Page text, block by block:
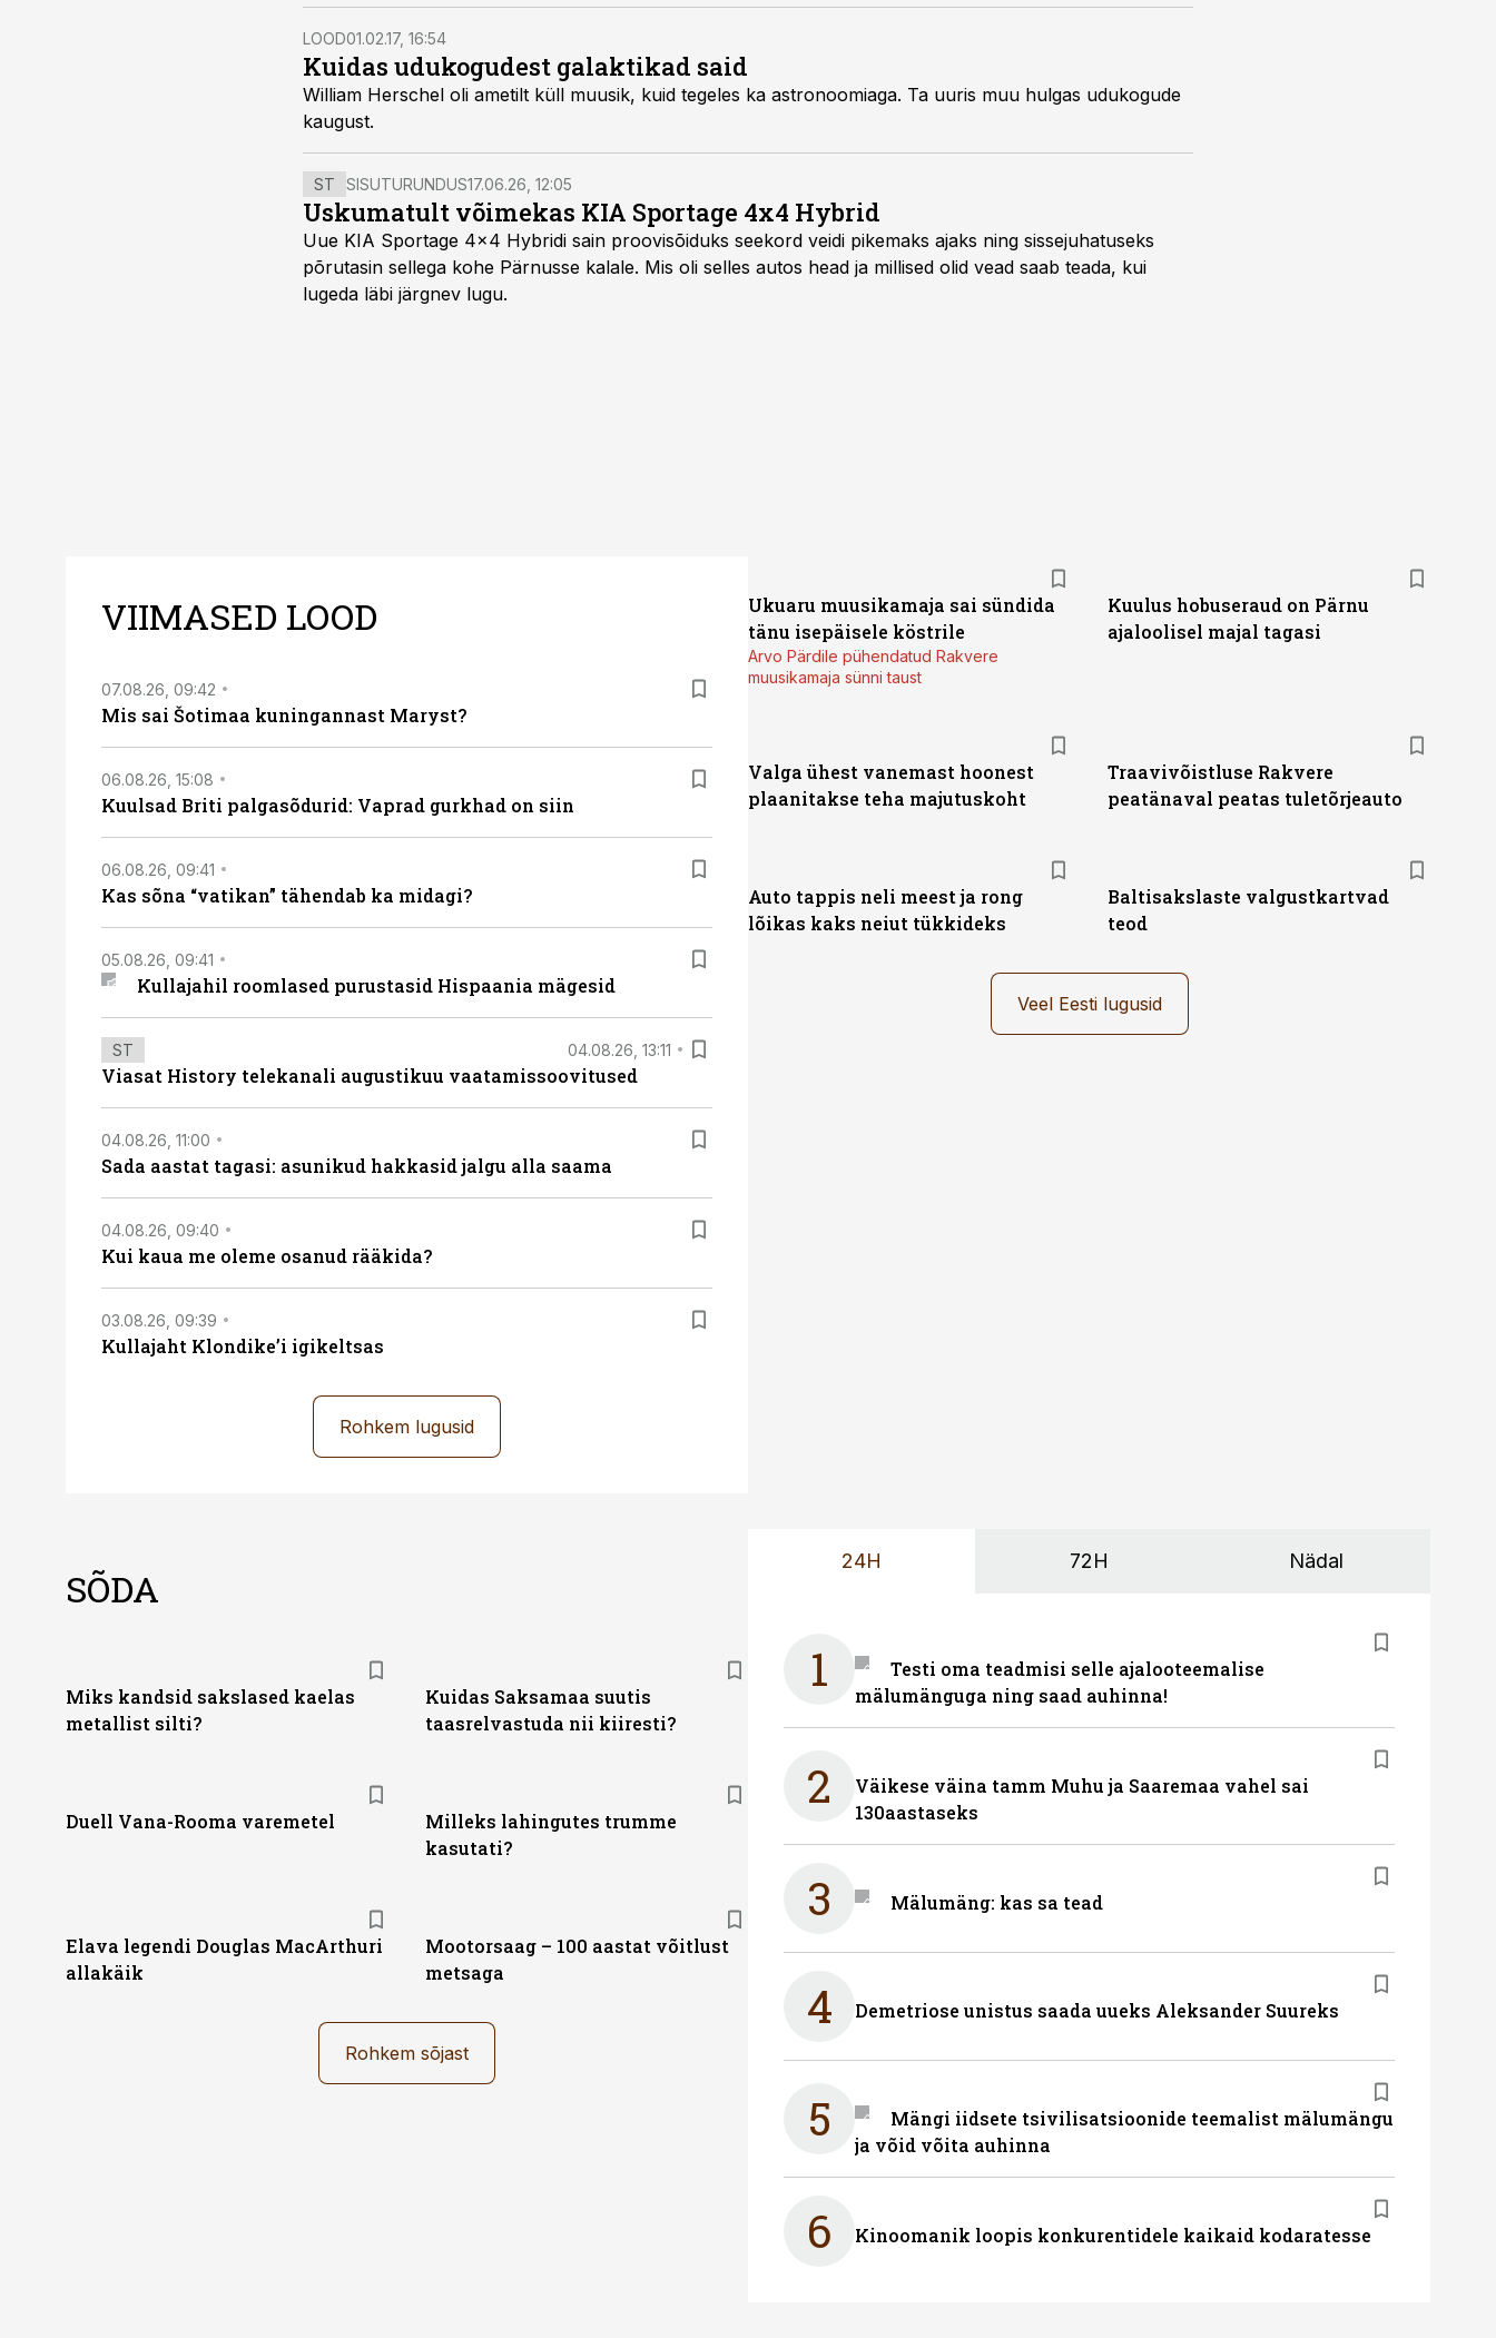
LOOD01.02.17, 16:54
Kuidas udukogudest galaktikad said
William Herschel oli ametilt küll muusik, kuid tegeles ka astronoomiaga. Ta uuris muu hulgas udukogude
kaugust.
ST SISUTURUNDUS17.06.26, 12:05
Uskumatult võimekas KIA Sportage 4x4 Hybrid
Uue KIA Sportage 4x4 Hybridi sain proovisõiduks seekord veidi pikemaks ajaks ning sissejuhatuseks
põrutasin sellega kohe Pärnusse kalale. Mis oli selles autos head ja millised olid vead saab teada, kui
lugeda läbi järgnev lugu.
VIIMASED LOOD
07.08.26, 09:42
Mis sai Šotimaa kuningannast Maryst?
06.08.26, 15:08
Kuulsad Briti palgasõdurid: Vaprad gurkhad on siin
06.08.26, 09:41
Kas sõna “vatikan” tähendab ka midagi?
05.08.26, 09:41
Kullajahil roomlased purustasid Hispaania mägesid
ST 04.08.26, 13:11
Viasat History telekanali augustikuu vaatamissoovitused
04.08.26, 11:00
Sada aastat tagasi: asunikud hakkasid jalgu alla saama
04.08.26, 09:40
Kui kaua me oleme osanud rääkida?
03.08.26, 09:39
Kullajaht Klondike’i igikeltsas
Rohkem lugusid
Ukuaru muusikamaja sai sündida
tänu isepäisele köstrile
Arvo Pärdile pühendatud Rakvere
muusikamaja sünni taust
Kuulus hobuseraud on Pärnu
ajaloolisel majal tagasi
Valga ühest vanemast hoonest
plaanitakse teha majutuskoht
Traavivõistluse Rakvere
peatänaval peatas tuletõrjeauto
Auto tappis neli meest ja rong
lõikas kaks neiut tükkideks
Baltisakslaste valgustkartvad
teod
Veel Eesti lugusid
SÕDA
Miks kandsid sakslased kaelas
metallist silti?
Kuidas Saksamaa suutis
taasrelvastuda nii kiiresti?
Duell Vana-Rooma varemetel
Milleks lahingutes trumme
kasutati?
Elava legendi Douglas MacArthuri
allakäik
Mootorsaag – 100 aastat võitlust
metsaga
Rohkem sõjast
24H 72H Nädal
1
Testi oma teadmisi selle ajalooteemalise
mälumänguga ning saad auhinna!
2
Väikese väina tamm Muhu ja Saaremaa vahel sai
130aastaseks
3 Mälumäng: kas sa tead
4 Demetriose unistus saada uueks Aleksander Suureks
5
Mängi iidsete tsivilisatsioonide teemalist mälumängu
ja võid võita auhinna
6 Kinoomanik loopis konkurentidele kaikaid kodaratesse